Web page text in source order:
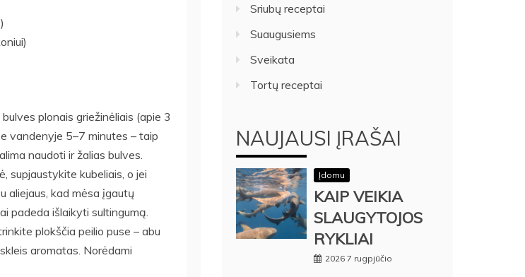
plonais griežinėliais (apie 3
vandenyje 5–7 minutes – taip
naudoti ir žalias bulves.
supjaustykite kubeliais, o jei
aliejaus, kad mėsa įgautų
padeda išlaikyti sultingumą.
plokščia peilio puse – abu
aromatas. Norėdami
Sriubų receptai
Suaugusiems
Sveikata
Tortų receptai
NAUJAUSI ĮRAŠAI
Įdomu
KAIP VEIKIA
SLAUGYTOJOS
RYKLIAI
2026 7 rugpjūčio